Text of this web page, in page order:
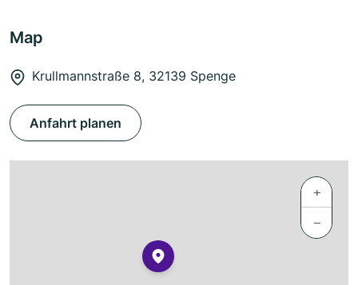
Map
Krullmannstraße 8, 32139 Spenge
Anfahrt planen
+
−